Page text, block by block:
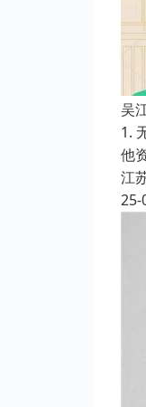
吴
1.
他
江
25-